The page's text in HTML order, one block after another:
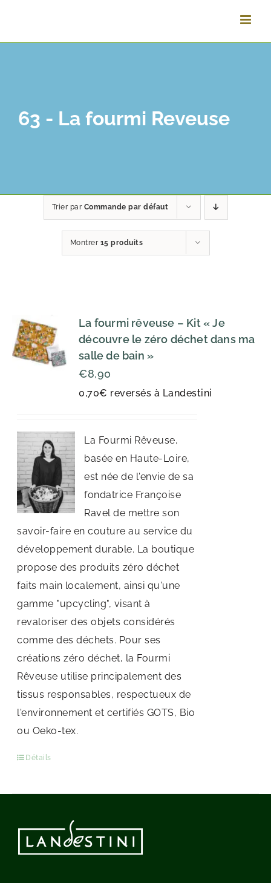
contenuto
63 - La fourmi Reveuse
Trier par Commande par défaut
Montrer 15 produits
La fourmi rêveuse – Kit « Je
découvre le zéro déchet dans ma
salle de bain »
0,70€ reversés à Landestini
€8,90
La Fourmi Rêveuse,
basée en Haute-Loire,
est née de l'envie de sa
fondatrice Françoise
Ravel de mettre son
savoir-faire en couture au service du
développement durable. La boutique
propose des produits zéro déchet
faits main localement, ainsi qu'une
gamme "upcycling", visant à
revaloriser des objets considérés
comme des déchets. Pour ses
créations zéro déchet, la Fourmi
Rêveuse utilise principalement des
tissus responsables, respectueux de
l'environnement et certifiés GOTS, Bio
ou Oeko-tex.
Détails